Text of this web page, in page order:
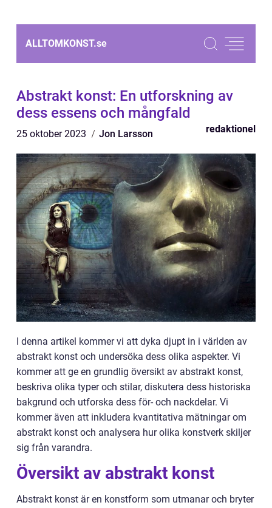
ALLTOMKONST.se
Abstrakt konst: En utforskning av
dess essens och mångfald
25 oktober 2023 Jon Larsson redaktionel
I denna artikel kommer vi att dyka djupt in i världen av
abstrakt konst och undersöka dess olika aspekter. Vi
kommer att ge en grundlig översikt av abstrakt konst,
beskriva olika typer och stilar, diskutera dess historiska
bakgrund och utforska dess för- och nackdelar. Vi
kommer även att inkludera kvantitativa mätningar om
abstrakt konst och analysera hur olika konstverk skiljer
sig från varandra.
Översikt av abstrakt konst
Abstrakt konst är en konstform som utmanar och bryter